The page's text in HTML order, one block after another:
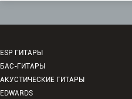
ESP ГИТАРЫ
БАС-ГИТАРЫ
АКУСТИЧЕСКИЕ ГИТАРЫ
EDWARDS